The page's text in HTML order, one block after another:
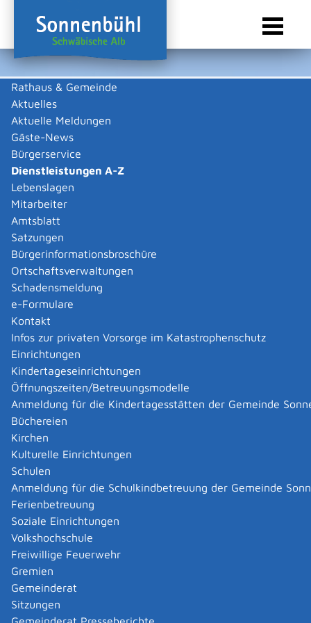
Rathaus & Gemeinde
Aktuelles
Aktuelle Meldungen
Gäste-News
Bürgerservice
Dienstleistungen A-Z
Lebenslagen
Mitarbeiter
Amtsblatt
Satzungen
Bürgerinformationsbroschüre
Ortschaftsverwaltungen
Schadensmeldung
e-Formulare
Kontakt
Infos zur privaten Vorsorge im Katastrophenschutz
Einrichtungen
Kindertageseinrichtungen
Öffnungszeiten/Betreuungsmodelle
Anmeldung für die Kindertagesstätten der Gemeinde
Büchereien
Kirchen
Kulturelle Einrichtungen
Schulen
Anmeldung für die Schulkindbetreuung der Gemeinde
Ferienbetreuung
Soziale Einrichtungen
Volkshochschule
Freiwillige Feuerwehr
Gremien
Gemeinderat
Sitzungen
Sie sind hier:
Dienstleistungen A-Z
Dienstleistungen A-Z
Leistungen
A B C D
Immissionsschutz-Änderung
einer
genehmigungsbedürftigen
Anlage nach BImSchG
anzeigen
Änderungen immissionsschutzrechtlich
genehmigungsbedürftiger Anlagen, die positive oder
negative Auswirkungen auf Schutzgüter haben können,
unterliegen nach § 15 Abs. 1 Bundes-
Immissionsschutzgesetzes (BImSchG) einer
Anzeigepflicht, sofern die Änderungen nicht aufgrund
ihres Umfangs als wesentliche Änderung anzusehen ist
und damit einer Genehmigungspflicht nach § 16
BImSchG unterliegen.
Sofern beabsichtigt ist, denBetrieb einer
immissionsschutzrechtlich genehmigungsbedürftigen
Anlage einzustellen, muss dieses unter Angabe des
Zeitpunktes der Einstellung nach § 15 Abs. 3 BImSchG
angezeigt werden.
Onlineantrag und Formulare